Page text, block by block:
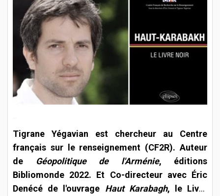
Tigrane Yégavian est chercheur au Centre
français sur le renseignement (CF2R). Auteur
de
Géopolitique de l'Arménie, éditions
Bibliomonde 2022. Et Co-directeur avec Éric
Denécé de l'ouvrage Haut Karabagh, le Livre